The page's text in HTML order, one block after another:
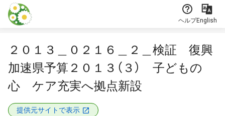
本文に飛ぶ
ヘルプEnglish
２０１３＿０２１６＿２＿検証 復興
加速県予算２０１３（３） 子どもの
心 ケア充実へ拠点新設
提供元サイトで表示